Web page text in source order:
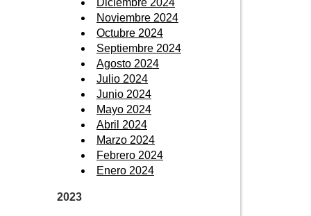
Noviembre 2024
Octubre 2024
Septiembre 2024
Agosto 2024
Julio 2024
Junio 2024
Mayo 2024
Abril 2024
Marzo 2024
Febrero 2024
Enero 2024
2023